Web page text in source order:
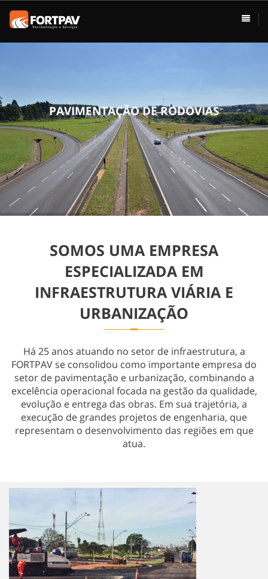
Vias Urbanas
Rodovias
Drenagem
Terraplenagem
Conservação
PAVIMENTAÇÃODERODOVIAS
SOMOS UMA EMPRESA
ESPECIALIZADA EM
INFRAESTRUTURA VIÁRIA E
URBANIZAÇÃO
Há 25 anos atuando no setor de infraestrutura, a
FORTPAV se consolidou como importante empresa do
setor de pavimentação e urbanização, combinando a
excelência operacional focada na gestão da qualidade,
evolução e entrega das obras. Em sua trajetória, a
execução de grandes projetos de engenharia, que
representam o desenvolvimento das regiões em que
atua.